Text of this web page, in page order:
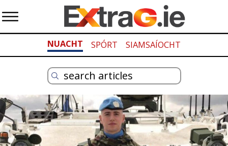
NUACHT SPÓRT SIAMSAÍOCHT